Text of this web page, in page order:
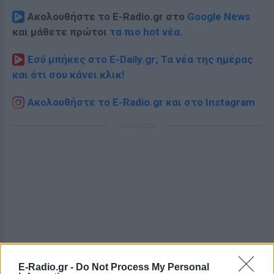
E-Radio.gr - Do Not Process My Personal
Ακολουθήστε το E-Radio.gr στο Google News
και μάθετε πρώτοι τα πιο hot νέα.
Εσύ μπήκες στο E-Daily.gr; Τα νέα της ημέρας
και ότι σου κάνει κλικ!
Ακολουθήστε το E-Radio.gr και στο Instagram